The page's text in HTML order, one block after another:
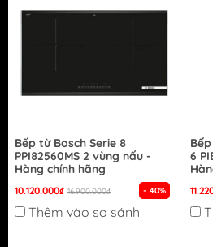
Bếp từ Bosch Serie 8
PPI82560MS 2 vùng nấu -
Hàng chính hãng
10.120.000₫ 16.900.000₫ - 40%
Thêm vào so sánh
6